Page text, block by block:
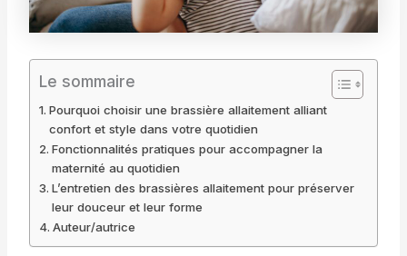
Le sommaire
Pourquoi choisir une brassière allaitement alliant
confort et style dans votre quotidien
Fonctionnalités pratiques pour accompagner la
maternité au quotidien
L’entretien des brassières allaitement pour préserver
leur douceur et leur forme
Auteur/autrice